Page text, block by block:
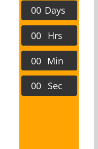
00 Days
00 Hrs
00 Min
00 Sec